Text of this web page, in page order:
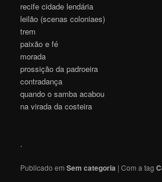
recife cidade lendária
leilão (scenas coloniaes)
trem
paixão e fé
morada
prossição da padroeira
contradança
quando o samba acabou
na virada da costeira
.
Publicado em Sem categoria |Com a tag